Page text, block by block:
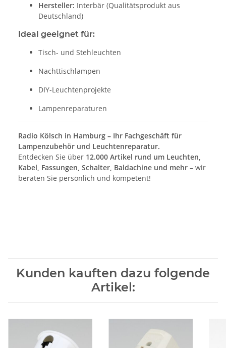
Hersteller: Interbär (Qualitätsprodukt aus
Deutschland)
Ideal geeignet für:
Tisch- und Stehleuchten
Nachttischlampen
DIY-Leuchtenprojekte
Lampenreparaturen
Radio Kölsch in Hamburg – Ihr Fachgeschäft für
Lampenzubehör und Leuchtenreparatur.
Entdecken Sie über 12.000 Artikel rund um Leuchten,
Kabel, Fassungen, Schalter, Baldachine und mehr – wir
beraten Sie persönlich und kompetent!
Kunden kauften dazu folgende
Artikel: